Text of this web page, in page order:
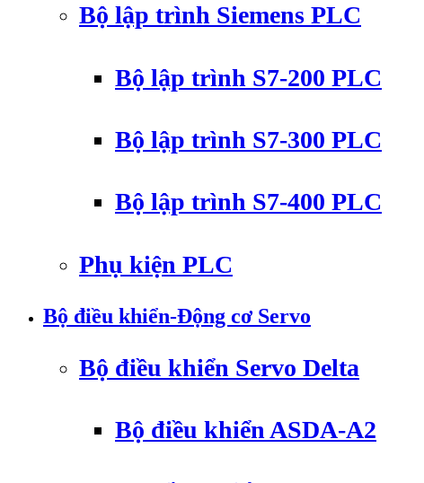
Bộ lập trình Siemens PLC
Bộ lập trình S7-200 PLC
Bộ lập trình S7-300 PLC
Bộ lập trình S7-400 PLC
Phụ kiện PLC
Bộ điều khiển-Động cơ Servo
Bộ điều khiển Servo Delta
Bộ điều khiển ASDA-A2